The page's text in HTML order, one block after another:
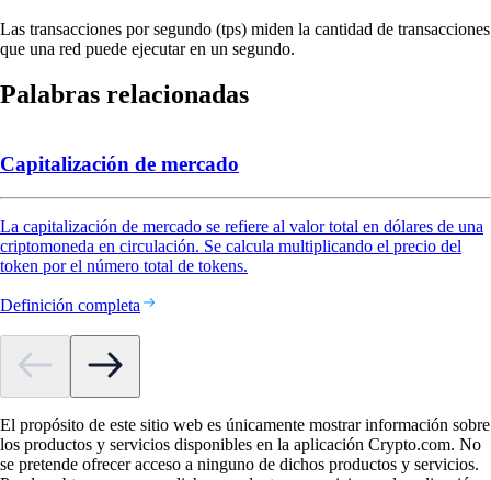
Las transacciones por segundo (tps) miden la cantidad de transacciones
que una red puede ejecutar en un segundo.
Palabras relacionadas
Capitalización de mercado
La capitalización de mercado se refiere al valor total en dólares de una
criptomoneda en circulación. Se calcula multiplicando el precio del
token por el número total de tokens.
Definición completa
El propósito de este sitio web es únicamente mostrar información sobre
los productos y servicios disponibles en la aplicación Crypto.com. No
se pretende ofrecer acceso a ninguno de dichos productos y servicios.